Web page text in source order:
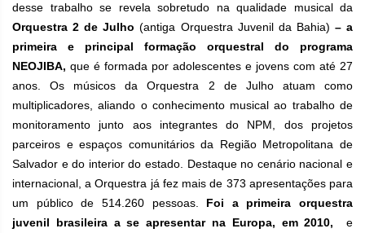
desse trabalho se revela sobretudo na qualidade musical da
Orquestra 2 de Julho (antiga Orquestra Juvenil da Bahia) – a
primeira e principal formação orquestral do programa
NEOJIBA, que é formada por adolescentes e jovens com até 27
anos. Os músicos da Orquestra 2 de Julho atuam como
multiplicadores, aliando o conhecimento musical ao trabalho de
monitoramento junto aos integrantes do NPM, dos projetos
parceiros e espaços comunitários da Região Metropolitana de
Salvador e do interior do estado. Destaque no cenário nacional e
internacional, a Orquestra já fez mais de 373 apresentações para
um público de 514.260 pessoas. Foi a primeira orquestra
juvenil brasileira a se apresentar na Europa, em 2010,
e